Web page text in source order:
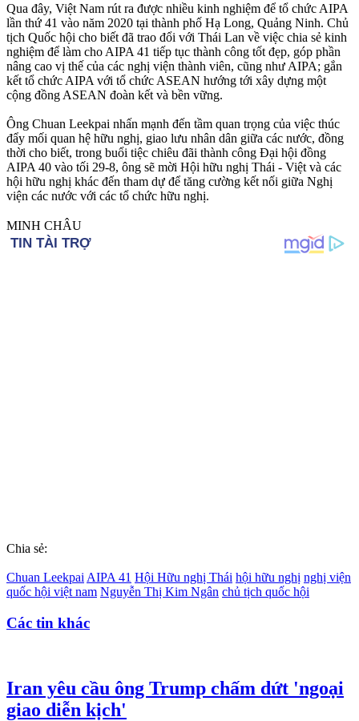
Qua đây, Việt Nam rút ra được nhiều kinh nghiệm để tổ chức AIPA
lần thứ 41 vào năm 2020 tại thành phố Hạ Long, Quảng Ninh. Chủ
tịch Quốc hội cho biết đã trao đổi với Thái Lan về việc chia sẻ kinh
nghiệm để làm cho AIPA 41 tiếp tục thành công tốt đẹp, góp phần
nâng cao vị thế của các nghị viện thành viên, cũng như AIPA; gắn
kết tổ chức AIPA với tổ chức ASEAN hướng tới xây dựng một
cộng đồng ASEAN đoàn kết và bền vững.
Ông Chuan Leekpai nhấn mạnh đến tầm quan trọng của việc thúc
đẩy mối quan hệ hữu nghị, giao lưu nhân dân giữa các nước, đồng
thời cho biết, trong buổi tiệc chiêu đãi thành công Đại hội đồng
AIPA 40 vào tối 29-8, ông sẽ mời Hội hữu nghị Thái - Việt và các
hội hữu nghị khác đến tham dự để tăng cường kết nối giữa Nghị
viện các nước với các tổ chức hữu nghị.
MINH CHÂU
Chia sẻ:
Chuan Leekpai AIPA 41 Hội Hữu nghị Thái hội hữu nghị nghị viện
quốc hội việt nam Nguyễn Thị Kim Ngân chủ tịch quốc hội
Các tin khác
Iran yêu cầu ông Trump chấm dứt 'ngoại
giao diễn kịch'